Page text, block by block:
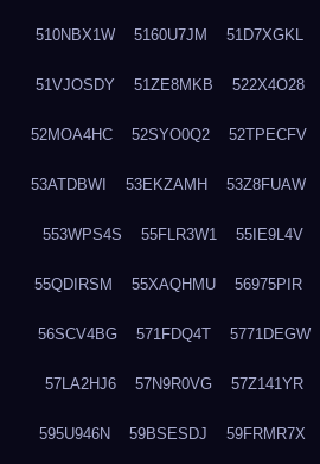
510NBX1W 5160U7JM 51D7XGKL
51VJOSDY 51ZE8MKB 522X4O28
52MOA4HC 52SYO0Q2 52TPECFV
53ATDBWI 53EKZAMH 53Z8FUAW
553WPS4S 55FLR3W1 55IE9L4V
55QDIRSM 55XAQHMU 56975PIR
56SCV4BG 571FDQ4T 5771DEGW
57LA2HJ6 57N9R0VG 57Z141YR
595U946N 59BSESDJ 59FRMR7X